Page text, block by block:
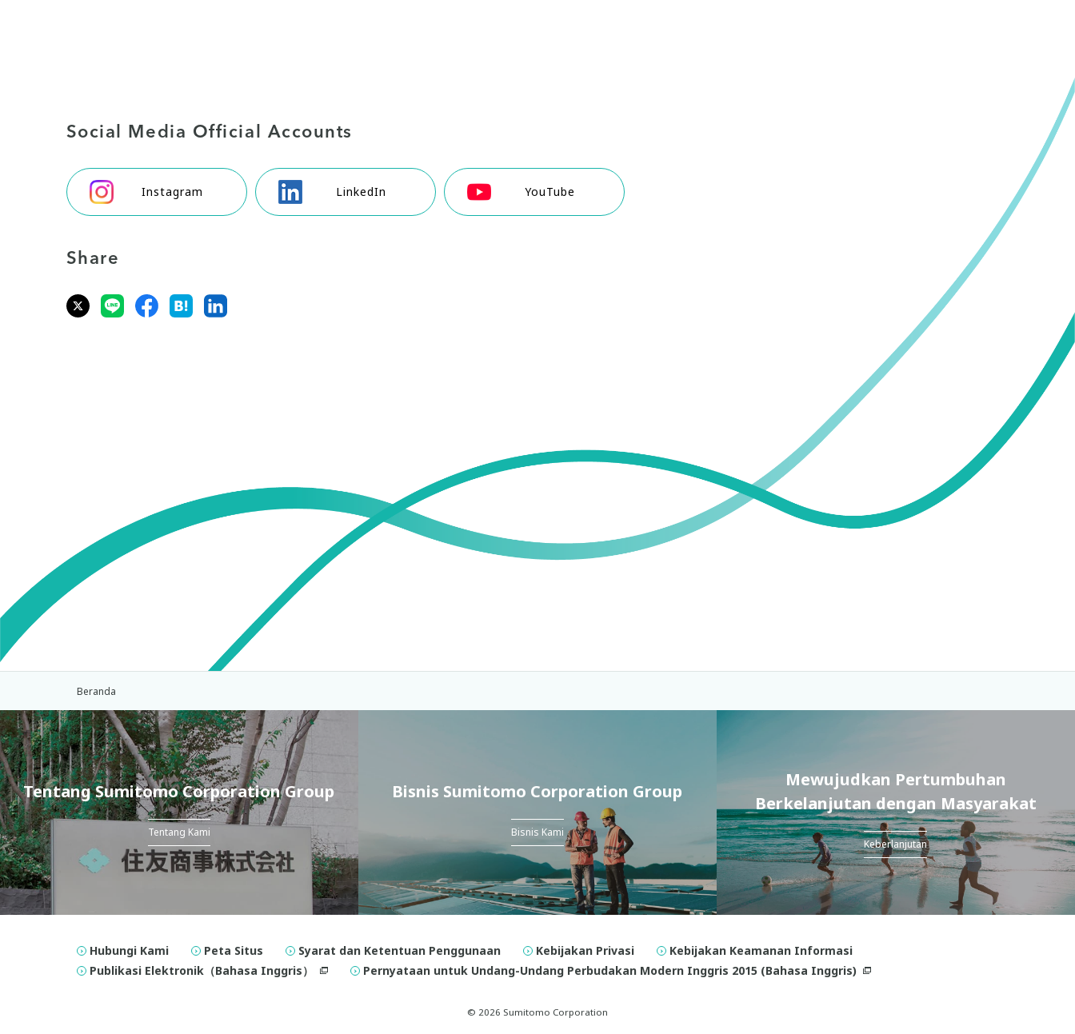
Social Media Official Accounts
Instagram LinkedIn YouTube
Share
Beranda
Tentang Sumitomo Corporation Group
Tentang Kami
Bisnis Sumitomo Corporation Group
Bisnis Kami
Mewujudkan Pertumbuhan
Berkelanjutan dengan Masyarakat
Keberlanjutan
Hubungi Kami Peta Situs Syarat dan Ketentuan Penggunaan Kebijakan Privasi
Kebijakan Keamanan Informasi
Publikasi Elektronik（Bahasa Inggris）
Pernyataan untuk Undang-Undang Perbudakan Modern Inggris 2015 (Bahasa Inggris)
© 2026 Sumitomo Corporation